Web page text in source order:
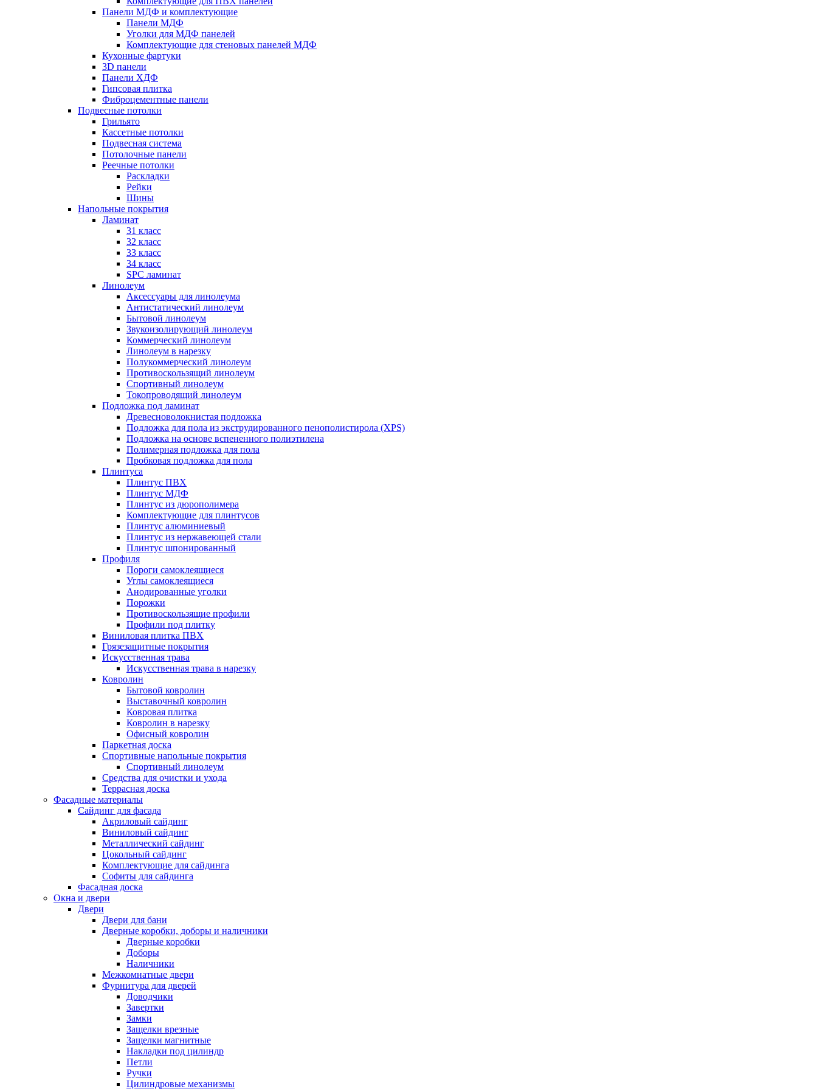
Панели МДФ и комплектующие
Панели МДФ
Уголки для МДФ панелей
Комплектующие для стеновых панелей МДФ
Кухонные фартуки
3D панели
Панели ХДФ
Гипсовая плитка
Фиброцементные панели
Подвесные потолки
Грильято
Кассетные потолки
Подвесная система
Потолочные панели
Реечные потолки
Раскладки
Рейки
Шины
Напольные покрытия
Ламинат
31 класс
32 класс
33 класс
34 класс
SPC ламинат
Линолеум
Аксессуары для линолеума
Антистатический линолеум
Бытовой линолеум
Звукоизолирующий линолеум
Коммерческий линолеум
Линолеум в нарезку
Полукоммерческий линолеум
Противоскользящий линолеум
Спортивный линолеум
Токопроводящий линолеум
Подложка под ламинат
Древесноволокнистая подложка
Подложка для пола из экструдированного пенополистирола (XPS)
Подложка на основе вспененного полиэтилена
Полимерная подложка для пола
Пробковая подложка для пола
Плинтуса
Плинтус ПВХ
Плинтус МДФ
Плинтус из дюрополимера
Комплектующие для плинтусов
Плинтус алюминиевый
Плинтус из нержавеющей стали
Плинтус шпонированный
Профиля
Пороги самоклеящиеся
Углы самоклеящиеся
Анодированные уголки
Порожки
Противоскользящие профили
Профили под плитку
Виниловая плитка ПВХ
Грязезащитные покрытия
Искусственная трава
Искусственная трава в нарезку
Ковролин
Бытовой ковролин
Выставочный ковролин
Ковровая плитка
Ковролин в нарезку
Офисный ковролин
Паркетная доска
Спортивные напольные покрытия
Спортивный линолеум
Средства для очистки и ухода
Террасная доска
Фасадные материалы
Сайдинг для фасада
Акриловый сайдинг
Виниловый сайдинг
Металлический сайдинг
Цокольный сайдинг
Комплектующие для сайдинга
Софиты для сайдинга
Фасадная доска
Окна и двери
Двери
Двери для бани
Дверные коробки, доборы и наличники
Дверные коробки
Доборы
Наличники
Межкомнатные двери
Фурнитура для дверей
Доводчики
Завертки
Замки
Защелки врезные
Защелки магнитные
Накладки под цилиндр
Петли
Ручки
Цилиндровые механизмы